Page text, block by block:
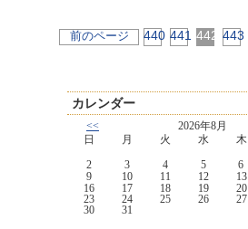
前のページ 440 441 442 443
カレンダー
<< 2026年8月
日
月 火 水 木
2
3 4 5 6
9
10 11 12 13
16
17 18 19 20
23
24 25 26 27
30
31